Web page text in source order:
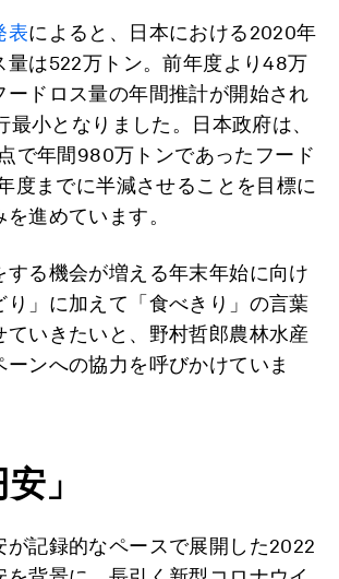
表によると、日本における2020年
量は522万トン。前年度より48万
ードロス量の年間推計が開始され
最小となりました。日本政府は、
で年間980万トンであったフード
度までに半減させることを目標に
進めています。
する機会が増える年末年始に向け
り」に加えて「食べきり」の言葉
ていきたいと、野村哲郎農林水産
ーンへの協力を呼びかけていま
」
が記録的なペースで展開した2022